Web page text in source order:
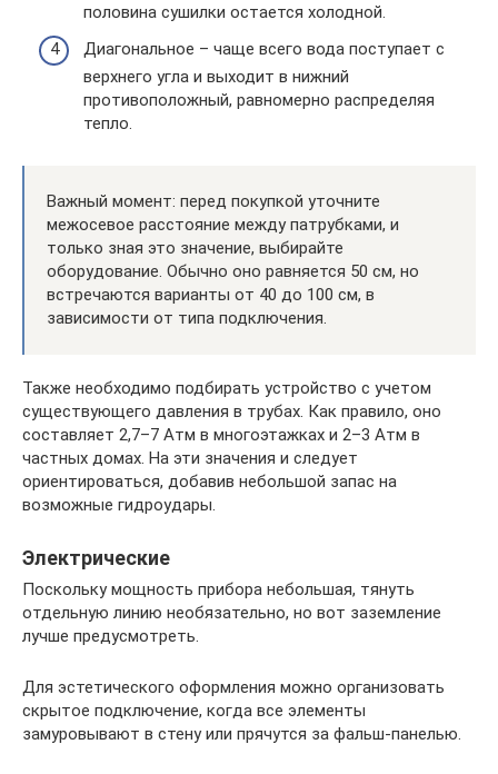
половина сушилки остается холодной.
Диагональное – чаще всего вода поступает с
верхнего угла и выходит в нижний
противоположный, равномерно распределяя
тепло.
Важный момент: перед покупкой уточните
межосевое расстояние между патрубками, и
только зная это значение, выбирайте
оборудование. Обычно оно равняется 50 см, но
встречаются варианты от 40 до 100 см, в
зависимости от типа подключения.
Также необходимо подбирать устройство с учетом
существующего давления в трубах. Как правило, оно
составляет 2,7–7 Атм в многоэтажках и 2–3 Атм в
частных домах. На эти значения и следует
ориентироваться, добавив небольшой запас на
возможные гидроудары.
Электрические
Поскольку мощность прибора небольшая, тянуть
отдельную линию необязательно, но вот заземление
лучше предусмотреть.
Для эстетического оформления можно организовать
скрытое подключение, когда все элементы
замуровывают в стену или прячутся за фальш-панелью.